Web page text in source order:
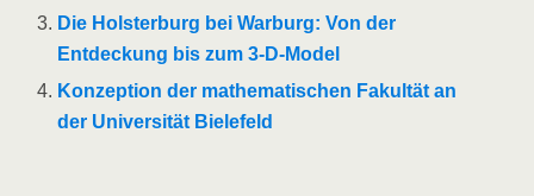
Die Holsterburg bei Warburg: Von der
Entdeckung bis zum 3-D-Model
Konzeption der mathematischen Fakultät an
der Universität Bielefeld